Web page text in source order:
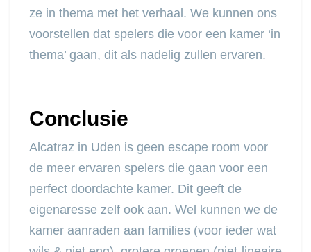
ze in thema met het verhaal. We kunnen ons
voorstellen dat spelers die voor een kamer ‘in
thema’ gaan, dit als nadelig zullen ervaren.
Conclusie
Alcatraz in Uden is geen escape room voor
de meer ervaren spelers die gaan voor een
perfect doordachte kamer. Dit geeft de
eigenaresse zelf ook aan. Wel kunnen we de
kamer aanraden aan families (voor ieder wat